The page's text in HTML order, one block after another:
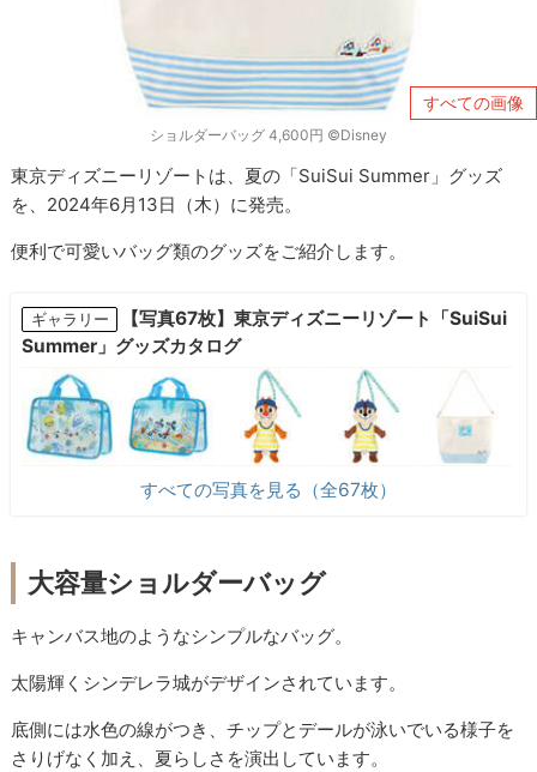
すべての画像
ショルダーバッグ 4,600円 ©Disney
東京ディズニーリゾートは、夏の「SuiSui Summer」グッズ
を、2024年6月13日（木）に発売。
便利で可愛いバッグ類のグッズをご紹介します。
ギャラリー
【写真67枚】東京ディズニーリゾート「SuiSui
Summer」グッズカタログ
すべての写真を見る（全67枚）
大容量ショルダーバッグ
キャンバス地のようなシンプルなバッグ。
太陽輝くシンデレラ城がデザインされています。
底側には水色の線がつき、チップとデールが泳いでいる様子を
さりげなく加え、夏らしさを演出しています。